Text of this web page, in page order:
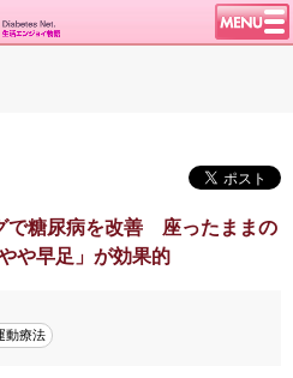
で糖尿病を改善 座ったままの
や早足」が効果的
動療法